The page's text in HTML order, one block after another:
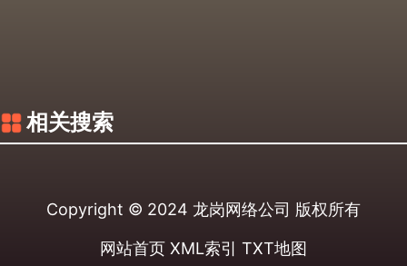
相关搜索
Copyright © 2024 龙岗网络公司 版权所有
网站首页 XML索引 TXT地图